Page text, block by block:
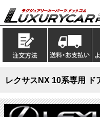
レクサスNX 10系専用 ド